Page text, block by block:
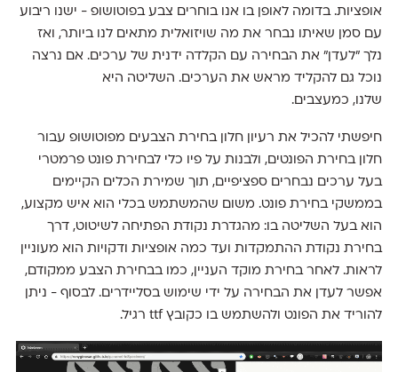
אופציות. בדומה לאופן בו אנו בוחרים צבע בפוטושופ - ישנו ריבוע
עם סמן שאיתו נבחר את מה שויזואלית מתאים לנו ביותר, ואז
נלך "לעדן" את הבחירה עם הקלדה ידנית של ערכים. אם נרצה
נוכל גם להקליד מראש את הערכים. השליטה היא
שלנו, כמעצבים.
חיפשתי להכיל את רעיון חלון בחירת הצבעים מפוטושופ עבור
חלון בחירת הפונטים, ולבנות על פיו כלי לבחירת פונט פרמטרי
בעל ערכים נבחרים ספציפיים, תוך שמירת הכלים הקיימים
בממשקי בחירת פונט. משום שהמשתמש בכלי הוא איש מקצוע,
הוא בעל השליטה בו: מהגדרת נקודת הפתיחה לשיטוט, דרך
בחירת נקודת ההתמקדות ועד כמה אופציות ודקויות הוא מעוניין
לראות. לאחר בחירת מוקד העניין, כמו בבחירת הצבע ממקודם,
אפשר לעדן את הבחירה על ידי שימוש בסליידרים. לבסוף - ניתן
להוריד את הפונט ולהשתמש בו כקובץ ttf רגיל.